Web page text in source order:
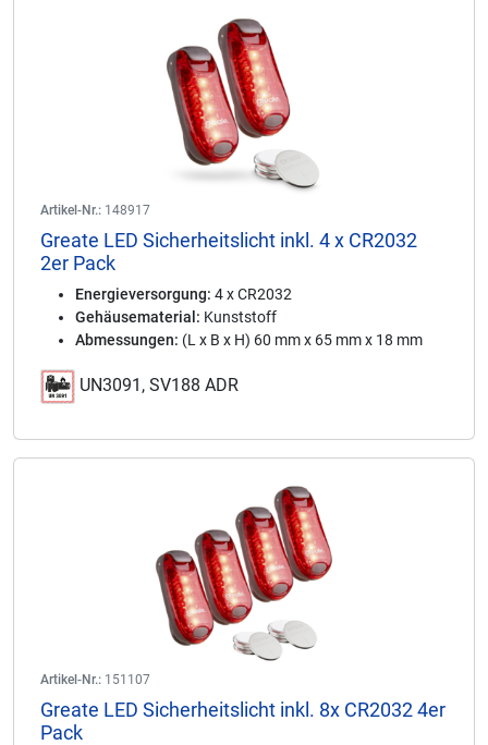
Artikel-Nr.: 148917
Greate LED Sicherheitslicht inkl. 4 x CR2032
2er Pack
Energieversorgung: 4 x CR2032
Gehäusematerial: Kunststoff
Abmessungen: (L x B x H) 60 mm x 65 mm x 18 mm
UN3091, SV188 ADR
Artikel-Nr.: 151107
Greate LED Sicherheitslicht inkl. 8x CR2032 4er
Pack